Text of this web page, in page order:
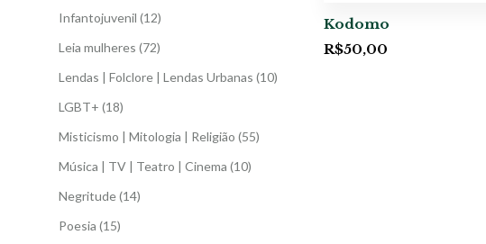
Infantojuvenil (12)
Leia mulheres (72)
Lendas | Folclore | Lendas Urbanas (10)
LGBT+ (18)
Misticismo | Mitologia | Religião (55)
Música | TV | Teatro | Cinema (10)
Negritude(14)
Poesia (15)
Kodomo
R$50,00